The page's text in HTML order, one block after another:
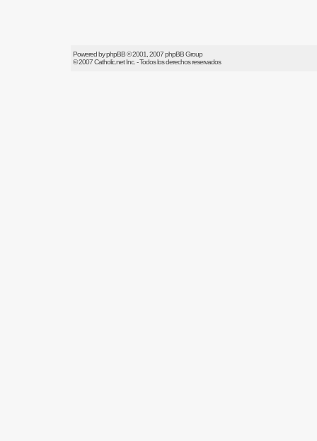
Powered byphpBB© 2001, 2007 phpBB Group
© 2007Catholic.netInc. - Todos los derechos reservados